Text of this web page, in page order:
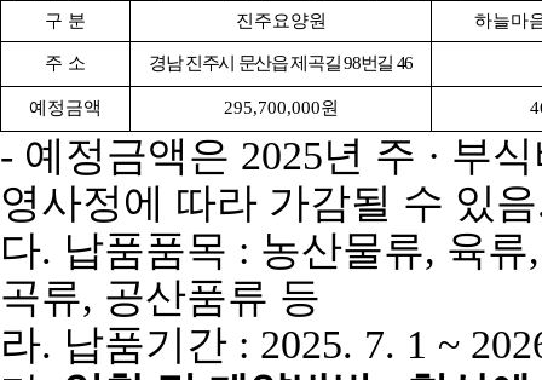
구 분 진주요양원 하늘마
주 소 경남 진주시 문산읍 제곡길98번길 46
예정금액 295,700,000원
- 예정금액은 2025년 주 · 부
영사정에 따라 가감될 수 있음
다. 납품품목 : 농산물류, 육류
곡류, 공산품류 등
라. 납품기간 : 2025. 7. 1 ~